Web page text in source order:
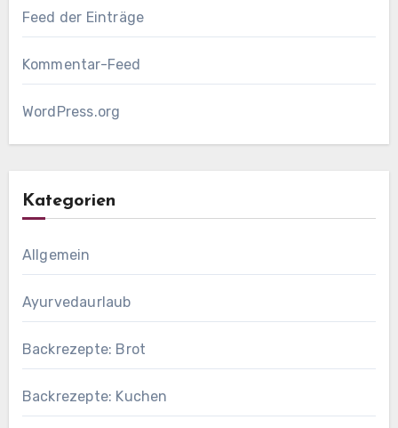
Feed der Einträge
Kommentar-Feed
WordPress.org
Kategorien
Allgemein
Ayurvedaurlaub
Backrezepte: Brot
Backrezepte: Kuchen